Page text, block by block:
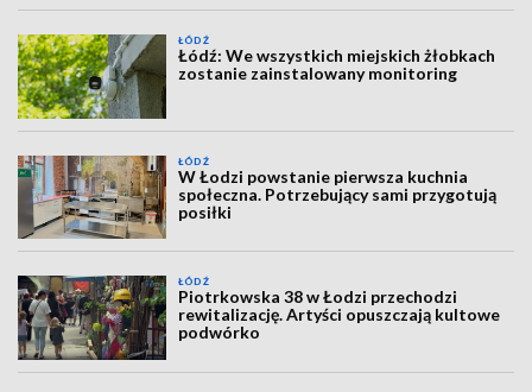
ŁÓDŹ
Łódź: We wszystkich miejskich żłobkach
zostanie zainstalowany monitoring
ŁÓDŹ
W Łodzi powstanie pierwsza kuchnia
społeczna. Potrzebujący sami przygotują
posiłki
ŁÓDŹ
Piotrkowska 38 w Łodzi przechodzi
rewitalizację. Artyści opuszczają kultowe
podwórko